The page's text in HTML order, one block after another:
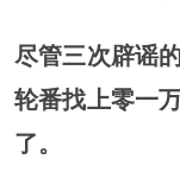
尽管三次辟谣
轮番找上零一
了。